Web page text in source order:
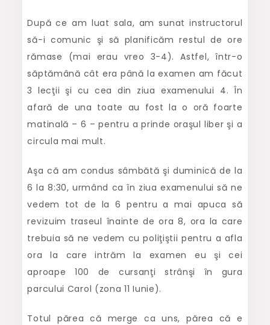
După ce am luat sala, am sunat instructorul
să-i comunic şi să planificăm restul de ore
rămase (mai erau vreo 3-4). Astfel, într-o
săptămână cât era până la examen am făcut
3 lecţii şi cu cea din ziua examenului 4. În
afară de una toate au fost la o oră foarte
matinală – 6 – pentru a prinde oraşul liber şi a
circula mai mult.
Aşa că am condus sâmbătă şi duminică de la
6 la 8:30, urmând ca în ziua examenului să ne
vedem tot de la 6 pentru a mai apuca să
revizuim traseul înainte de ora 8, ora la care
trebuia să ne vedem cu poliţiştii pentru a afla
ora la care intrăm la examen eu şi cei
aproape 100 de cursanţi strânşi în gura
parcului Carol (zona 11 Iunie).
Totul părea că merge ca uns, părea că e